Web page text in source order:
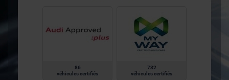
86
véhicules certifiés
732
véhicules certifiés